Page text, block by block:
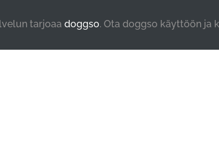
tarjoaa doggso. Ota doggso käyttöön ja